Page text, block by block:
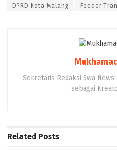
DPRD Kota Malang Feeder
Sekretaris Redaksi Swa
sebagai
Related Posts